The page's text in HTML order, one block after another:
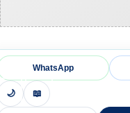
WhatsApp
🌙 📖